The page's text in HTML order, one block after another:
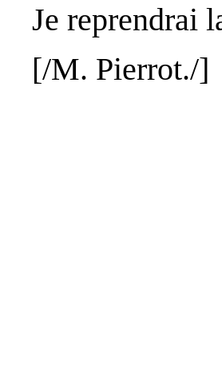
Je reprendrai
[/M. Pierrot./]